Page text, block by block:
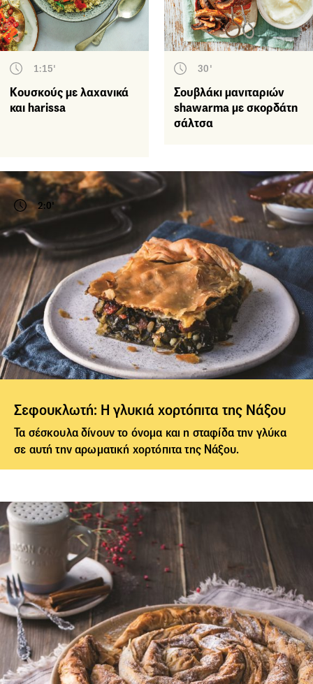
1:15'
Κουσκούς με λαχανικά
και harissa
30'
Σουβλάκι µανιταριών
shawarma με σκορδάτη
σάλτσα
2:0'
Σεφουκλωτή: Η γλυκιά χορτόπιτα της Νάξου
Τα σέσκουλα δίνουν το όνομα και η σταφίδα την γλύκα
σε αυτή την αρωματική χορτόπιτατης Νάξου.